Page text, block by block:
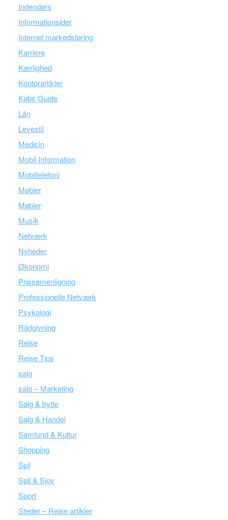
Indendørs
Informationsider
Internet markedsføring
Karriere
Kærlighed
Kontorartikler
Købs Guide
Lån
Levestil
Medicin
Mobil Information
Mobiltelefoni
Møbler
Møbler
Musik
Netværk
Nyheder
Økonomi
Prissamenligning
Professionelle Netværk
Psykologi
Rådgivning
Rejse
Rejse Tips
salg
salg – Marketing
Salg & bytte
Salg & Handel
Samfund & Kultur
Shopping
Spil
Spil & Sjov
Sport
Steder – Rejse artikler